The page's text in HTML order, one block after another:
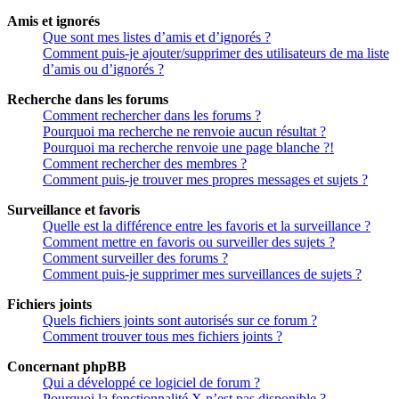
Amis et ignorés
Que sont mes listes d’amis et d’ignorés ?
Comment puis-je ajouter/supprimer des utilisateurs de ma liste
d’amis ou d’ignorés ?
Recherche dans les forums
Comment rechercher dans les forums ?
Pourquoi ma recherche ne renvoie aucun résultat ?
Pourquoi ma recherche renvoie une page blanche ?!
Comment rechercher des membres ?
Comment puis-je trouver mes propres messages et sujets ?
Surveillance et favoris
Quelle est la différence entre les favoris et la surveillance ?
Comment mettre en favoris ou surveiller des sujets ?
Comment surveiller des forums ?
Comment puis-je supprimer mes surveillances de sujets ?
Fichiers joints
Quels fichiers joints sont autorisés sur ce forum ?
Comment trouver tous mes fichiers joints ?
Concernant phpBB
Qui a développé ce logiciel de forum ?